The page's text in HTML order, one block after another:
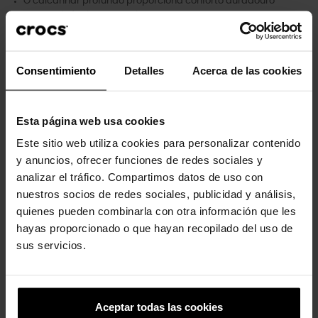
Consentimiento Detalles Acerca de las cookies
Esta página web usa cookies
Este sitio web utiliza cookies para personalizar contenido
y anuncios, ofrecer funciones de redes sociales y
analizar el tráfico. Compartimos datos de uso con
nuestros socios de redes sociales, publicidad y análisis,
quienes pueden combinarla con otra información que les
hayas proporcionado o que hayan recopilado del uso de
sus servicios.
Aceptar todas las cookies
Icônico Crocs Comfort™: Leve. Flexível. Conforto de 36 graus.
produto também compraram:
Sandálias unissex Classic... Classic Crocs Sandal W
44,90 € 35,92 €